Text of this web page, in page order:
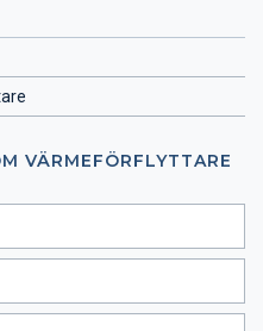
VÄRMEFÖRFLYTTARE